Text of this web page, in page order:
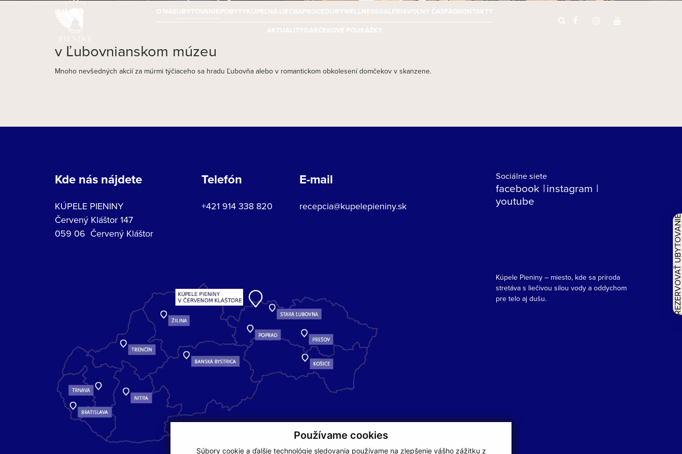
Používame cookies
Súbory cookie a ďalšie technológie sledovania používame na zlepšenie vášho zážitku z
O NÁSUBYTOVANIEPOBYTYKÚPEĽNÁ LIEČBAPROCEDÚRYWELLNESSGALÉRIAVOĽNÝ ČASFAQKONTAKTY
AKTUALITYDARČEKOVÉ POUKÁŽKY
v Ľubovnianskom múzeu
Mnoho nevšedných akcií za múrmi týčiaceho sa hradu Ľubovňa alebo v romantickom obkolesení domčekov v skanzene.
Kde nás nájdete
KÚPELE PIENINY
Červený Kláštor 147
059 06 Červený Kláštor
Telefón
+421 914 338 820
E-mail
recepcia@kupelepieniny.sk
Sociálne siete
facebook instagram
youtube
Kúpele Pieniny – miesto, kde sa príroda
stretáva s liečivou silou vody a oddychom
pre telo aj dušu.